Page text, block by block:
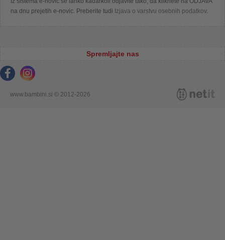
na dnu prejetih e-novic. Preberite tudi Izjava o varstvu osebnih podatkov.
Spremljajte nas
www.bambini.si © 2012-2026